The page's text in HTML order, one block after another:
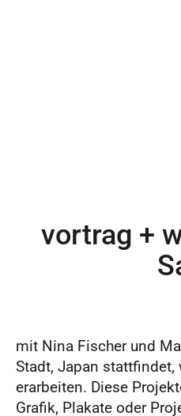
vortrag +
mit Nina Fischer und
Stadt, Japan stattfindet,
erarbeiten. Diese
Grafik, Plakate oder